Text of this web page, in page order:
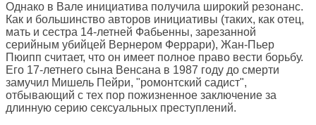
Однако в Вале инициатива получила широкий резонанс.
Как и большинство авторов инициативы (таких, как отец,
мать и сестра 14-летней Фабьенны, зарезанной
серийным убийцей Вернером Феррари), Жан-Пьер
Пюипп считает, что он имеет полное право вести борьбу.
Его 17-летнего сына Венсана в 1987 году до смерти
замучил Мишель Пейри, "ромонтский садист",
отбывающий с тех пор пожизненное заключение за
длинную серию сексуальных преступлений.